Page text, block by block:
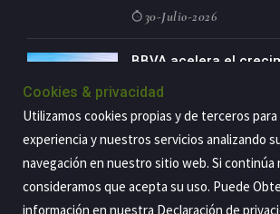
30-Julio-2026
BBVA acelera el
de especialización
países
29-Julio-2026
Cookies & privacidad
Utilizamos cookies propias y de terceros para
experiencia y nuestros servicios analizando
navegación en nuestro sitio web. Si continúa
consideramos que acepta su uso. Puede
información en nuestra Declaración de